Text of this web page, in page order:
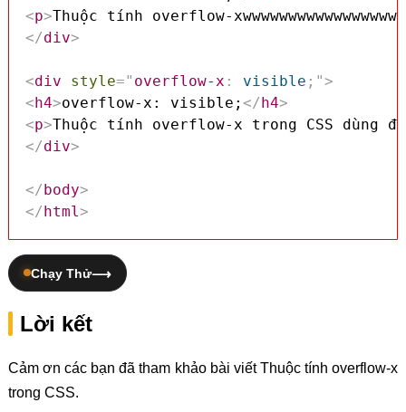
<p>Thuộc tính overflow-
</div>
<div style=" overflow-x : visible ; ">
<h4>overflow-x: visible; </h4>
<p>Thuộc tính overflow-x trong CSS
</div>
</body>
</html>
Chạy Thử
Lời kết
Cảm ơn các bạn đã tham khảo bài viết Thuộc tính overflow-x
trong CSS.